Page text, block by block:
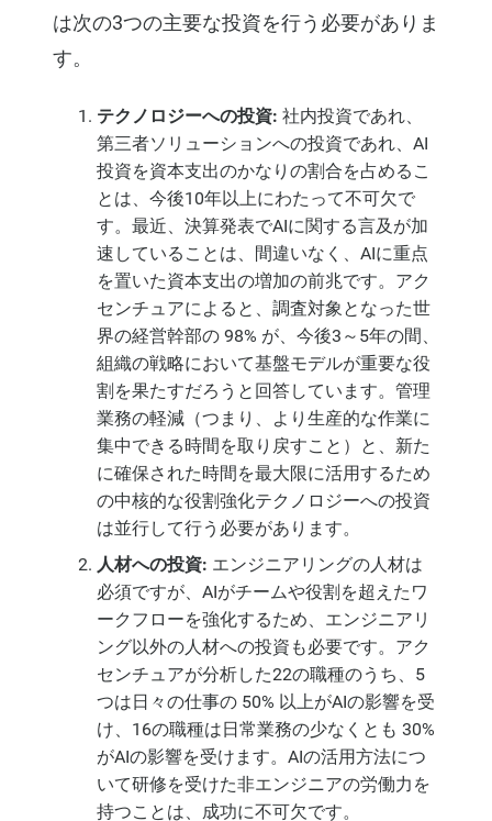
は次の3つの主要な投資を行う必要がありま
す。
テクノロジーへの投資: 社内投資であれ、
第三者ソリューションへの投資であれ、AI
投資を資本支出のかなりの割合を占めるこ
とは、今後10年以上にわたって不可欠で
す。最近、決算発表でAIに関する言及が加
速していることは、間違いなく、AIに重点
を置いた資本支出の増加の前兆です。アク
センチュアによると、調査対象となった世
界の経営幹部の 98% が、今後3～5年の間、
組織の戦略において基盤モデルが重要な役
割を果たすだろうと回答しています。管理
業務の軽減（つまり、より生産的な作業に
集中できる時間を取り戻すこと）と、新た
に確保された時間を最大限に活用するため
の中核的な役割強化テクノロジーへの投資
は並行して行う必要があります。
人材への投資: エンジニアリングの人材は
必須ですが、AIがチームや役割を超えたワ
ークフローを強化するため、エンジニアリ
ング以外の人材への投資も必要です。アク
センチュアが分析した22の職種のうち、5
つは日々の仕事の 50% 以上がAIの影響を受
け、16の職種は日常業務の少なくとも 30%
がAIの影響を受けます。AIの活用方法につ
いて研修を受けた非エンジニアの労働力を
持つことは、成功に不可欠です。